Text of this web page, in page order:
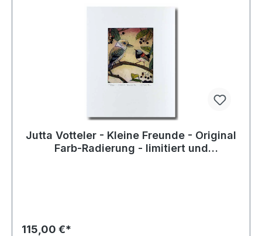
Jutta Votteler - Kleine Freunde - Original
Farb-Radierung - limitiert und
115,00 €*